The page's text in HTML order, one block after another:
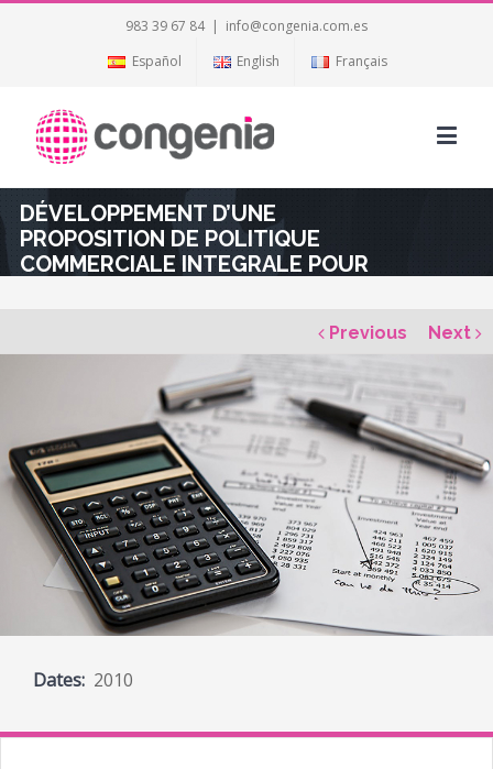
983 39 67 84 | info@congenia.com.es
Español
English Français
DÉVELOPPEMENT D’UNE
PROPOSITION DE POLITIQUE
COMMERCIALE INTEGRALE POUR
STRATÉGIE ET POLITIQUE POUR
FAVORISER L’INVESTISSEMENT
ÉTRANGER DIRECT.
Previous Next
Dates: 2010